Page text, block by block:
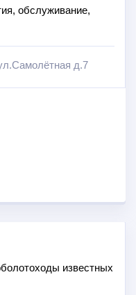
обслуживание,
д.7
известных